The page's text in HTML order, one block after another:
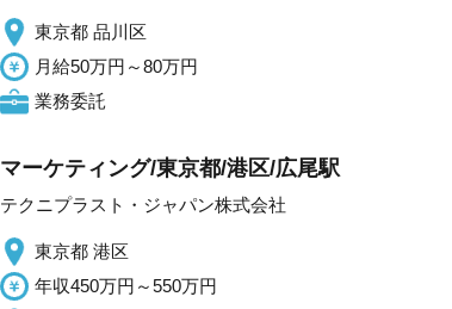
東京都 品川区
月給50万円～80万円
業務委託
マーケティング/東京都/港区/広尾駅
テクニプラスト・ジャパン株式会社
東京都 港区
年収450万円～550万円